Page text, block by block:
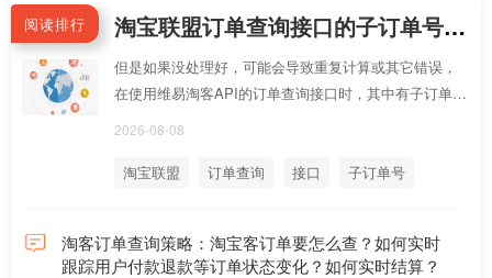
阅读排行 淘宝联盟订单查询接口的子订单号和父订单号是什么区别？怎样区分每个订单
但是如果没处理好，可能会导致重复计算或其它错误，
在使用维易淘客API的订单查询接口时，其中有子订单号
2026-08-08
淘宝联盟 订单查询 接口
子订单号
淘客订单查询策略：淘宝客订单要怎么查？如何实时
跟踪用户付款退款等订单状态变化？如何实时结算？